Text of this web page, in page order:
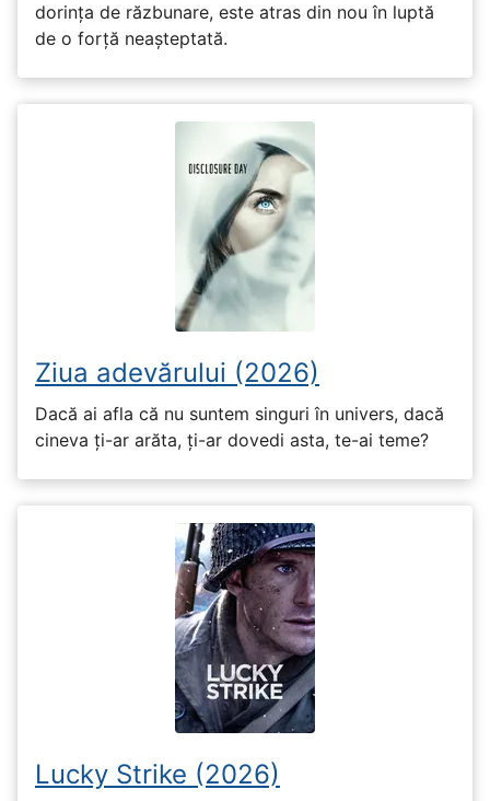
dorința de răzbunare, este atras din nou în luptă
de o forță neașteptată.
Ziua adevărului (2026)
Dacă ai afla că nu suntem singuri în univers, dacă
cineva ți-ar arăta, ți-ar dovedi asta, te-ai teme?
Lucky Strike (2026)